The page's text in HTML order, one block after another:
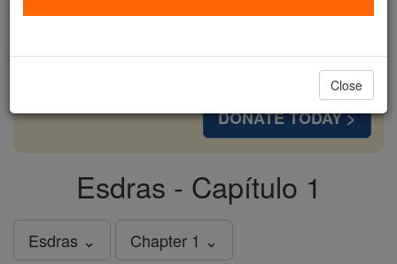
free for all. Be Courageous. Be Catholic. Stand
DONATE TODAY >
Esdras - Capítulo 1
Esdras ⌄ Chapter 1 ⌄
Close